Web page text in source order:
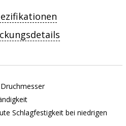
Schlagfestigkeit bei niedrigen